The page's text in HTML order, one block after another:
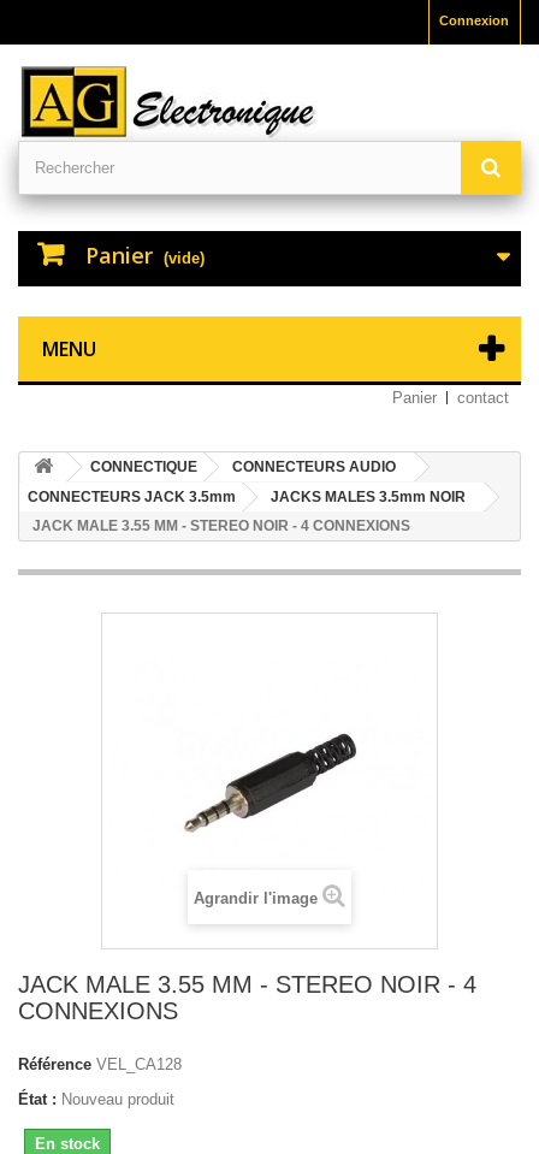
Connexion
Panier (vide)
MENU
Panier contact
CONNECTIQUE
CONNECTEURS AUDIO
CONNECTEURS JACK 3.5mm
JACKS MALES 3.5mm NOIR
JACK MALE 3.55 MM - STEREO NOIR - 4 CONNEXIONS
Agrandir l'image
JACK MALE 3.55 MM - STEREO NOIR - 4
CONNEXIONS
Référence VEL_CA128
État : Nouveau produit
En stock